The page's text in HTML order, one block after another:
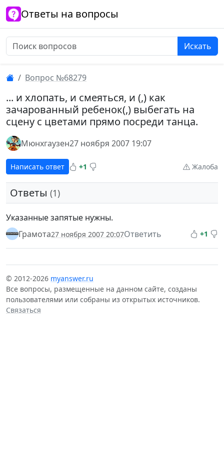
Ответы на вопросы
Искать
Вопрос №68279
... и хлопать, и смеяться, и (,) как
зачарованный ребенок(,) выбегать на
сцену с цветами прямо посреди танца.
Мюнхгаузен27 ноября 2007 19:07
Написать ответ +1 Жалоба
Ответы (1)
Указанные запятые нужны.
Грамота27 ноября 2007 20:07Ответить +1
© 2012-2026 myanswer.ru
Все вопросы, размещенные на данном сайте, созданы
пользователями или собраны из открытых источников.
Связаться